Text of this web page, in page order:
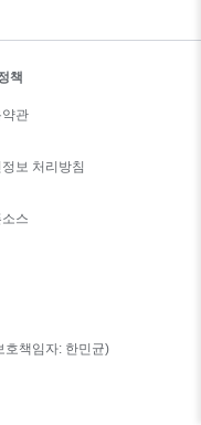
책
약관
보 처리방침
스
호책임자: 한민균)